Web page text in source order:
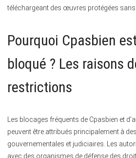
téléchargeant des œuvres protégées
Pourquoi Cpasbien
bloqué ? Les raisons
restrictions
Les blocages fréquents de Cpasbien et
peuvent être attribués principalement à
gouvernementales et judiciaires. Les
avec des organismes de défense des